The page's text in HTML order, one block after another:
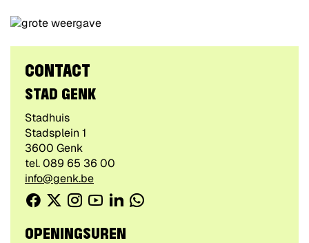
CONTACT
STAD GENK
Gebouw
Stadhuis
Adres
Stadsplein 1
,3600 Genk
tel. 089 65 36 00
E-
mail
info@genk.be
CONTACTEER
VOLG
Facebook
TwitterInstagram
YoutubeLinkedinWhatsApp
OPENINGSUREN